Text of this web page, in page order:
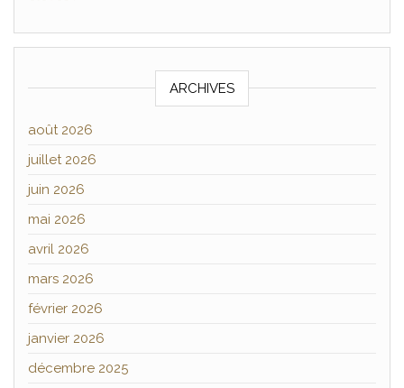
ARCHIVES
août 2026
juillet 2026
juin 2026
mai 2026
avril 2026
mars 2026
février 2026
janvier 2026
décembre 2025